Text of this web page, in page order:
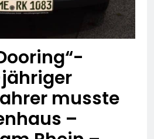
musste
–